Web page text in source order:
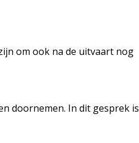
om ook na de uitvaart nog
doornemen. In dit gesprek is